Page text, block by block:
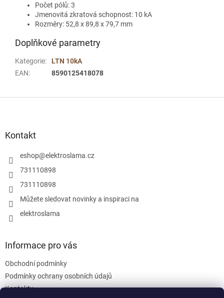
Počet pólů: 3
Jmenovitá zkratová schopnost: 10 kA
Rozměry: 52,8 x 89,8 x 79,7 mm
Doplňkové parametry
Kategorie:
LTN 10kA
EAN: 8590125418078
Kontakt
eshop@elektroslama.cz
731110898
731110898
Můžete sledovat novinky a inspiraci na
elektroslama
Informace pro vás
Obchodní podmínky
Podmínky ochrany osobních údajů
Kontakty